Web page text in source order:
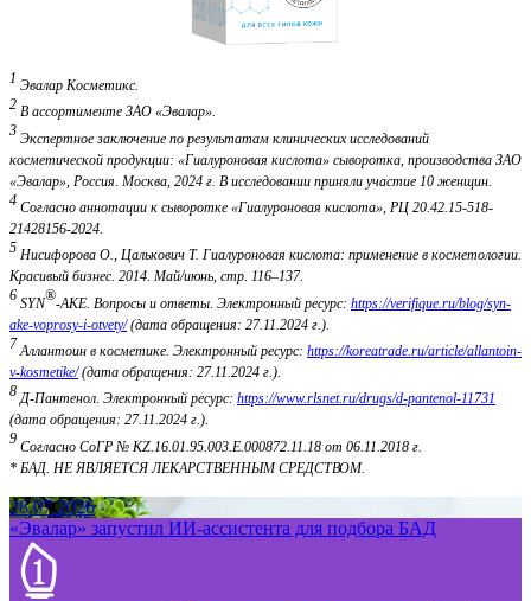
1 Эвалар Косметикс.
2 В ассортименте ЗАО «Эвалар».
3 Экспертное заключение по результатам клинических исследований
косметической продукции: «Гиалуроновая кислота» сыворотка, производства ЗАО
«Эвалар», Россия. Москва, 2024 г. В исследовании приняли участие 10 женщин.
4 Согласно аннотации к сыворотке «Гиалуроновая кислота», РЦ 20.42.15-518-
21428156-2024.
5 Нисифорова О., Цалькович Т. Гиалуроновая кислота: применение в косметологии.
Красивый бизнес. 2014. Май/июнь, стр. 116–137.
6 SYN®-AKE. Вопросы и ответы. Электронный ресурс: https://verifique.ru/blog/syn-
ake-voprosy-i-otvety/(дата обращения: 27.11.2024 г.).
7Аллантоин в косметике. Электронный ресурс: https://koreatrade.ru/article/allantoin-
v-kosmetike/(дата обращения: 27.11.2024 г.).
8Д-Пантенол. Электронный ресурс: https://www.rlsnet.ru/drugs/d-pantenol-11731
(дата обращения: 27.11.2024 г.).
9 Согласно СоГР № KZ.16.01.95.003.E.000872.11.18 от 06.11.2018 г.
* БАД. НЕ ЯВЛЯЕТСЯ ЛЕКАРСТВЕННЫМ СРЕДСТВОМ.
28.07.2026
«Эвалар» запустил ИИ-ассистента для подбора БАД